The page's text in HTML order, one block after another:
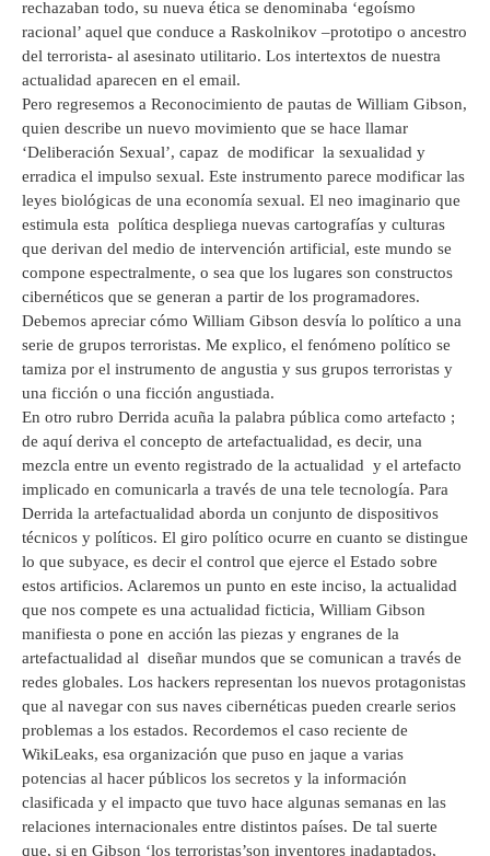
rechazaban todo, su nueva ética se denominaba ‘egoísmo
racional’ aquel que conduce a Raskolnikov –prototipo o ancestro
del terrorista- al asesinato utilitario. Los intertextos de nuestra
actualidad aparecen en el email.
Pero regresemos a Reconocimiento de pautas de William Gibson,
quien describe un nuevo movimiento que se hace llamar
‘Deliberación Sexual’, capaz de modificar la sexualidad y
erradica el impulso sexual. Este instrumento parece modificar las
leyes biológicas de una economía sexual. El neo imaginario que
estimula esta política despliega nuevas cartografías y culturas
que derivan del medio de intervención artificial, este mundo se
compone espectralmente, o sea que los lugares son constructos
cibernéticos que se generan a partir de los programadores.
Debemos apreciar cómo William Gibson desvía lo político a una
serie de grupos terroristas. Me explico, el fenómeno político se
tamiza por el instrumento de angustia y sus grupos terroristas y
una ficción o una ficción angustiada.
En otro rubro Derrida acuña la palabra pública como artefacto ;
de aquí deriva el concepto de artefactualidad, es decir, una
mezcla entre un evento registrado de la actualidad y el artefacto
implicado en comunicarla a través de una tele tecnología. Para
Derrida la artefactualidad aborda un conjunto de dispositivos
técnicos y políticos. El giro político ocurre en cuanto se distingue
lo que subyace, es decir el control que ejerce el Estado sobre
estos artificios. Aclaremos un punto en este inciso, la actualidad
que nos compete es una actualidad ficticia, William Gibson
manifiesta o pone en acción las piezas y engranes de la
artefactualidad al diseñar mundos que se comunican a través de
redes globales. Los hackers representan los nuevos protagonistas
que al navegar con sus naves cibernéticas pueden crearle serios
problemas a los estados. Recordemos el caso reciente de
WikiLeaks, esa organización que puso en jaque a varias
potencias al hacer públicos los secretos y la información
clasificada y el impacto que tuvo hace algunas semanas en las
relaciones internacionales entre distintos países. De tal suerte
que, si en Gibson ‘los terroristas’son inventores inadaptados,